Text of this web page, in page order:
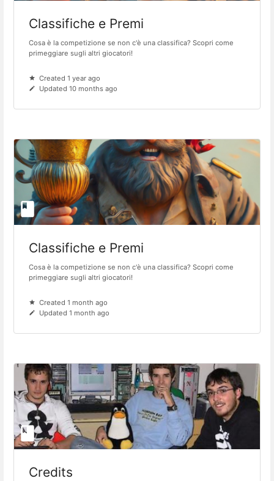
Classifiche e Premi
Cosa è la competizione se non c'è una classifica? Scopri come
primeggiare sugli altri giocatori!
Created 1 year ago
Updated 10 months ago
Classifiche e Premi
Cosa è la competizione se non c'è una classifica? Scopri come
primeggiare sugli altri giocatori!
Created 1 month ago
Updated 1 month ago
Credits